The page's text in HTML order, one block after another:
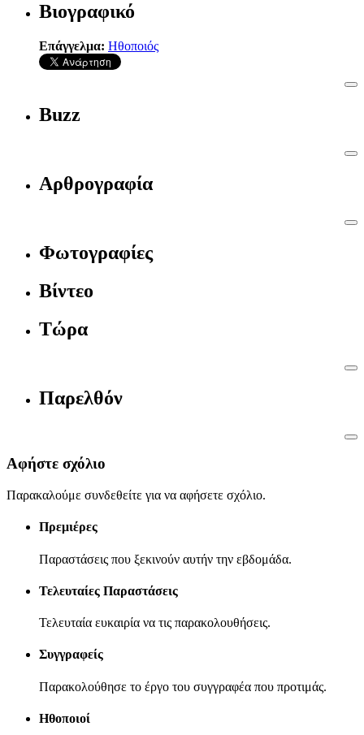
Βιογραφικό
Επάγγελμα: Ηθοποιός
Buzz
Αρθρογραφία
Φωτογραφίες
Βίντεο
Τώρα
Παρελθόν
Αφήστε σχόλιο
Παρακαλούμε συνδεθείτε για να αφήσετε σχόλιο.
Πρεμιέρες
Παραστάσεις που ξεκινούν αυτήν την εβδομάδα.
Τελευταίες Παραστάσεις
Τελευταία ευκαιρία να τις παρακολουθήσεις.
Συγγραφείς
Παρακολούθησε το έργο του συγγραφέα που προτιμάς.
Ηθοποιοί